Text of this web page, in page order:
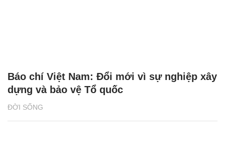
ĐỜI SỐNG
Báo chí Việt Nam: Đổi mới vì sự nghiệp xây
dựng và bảo vệ Tổ quốc